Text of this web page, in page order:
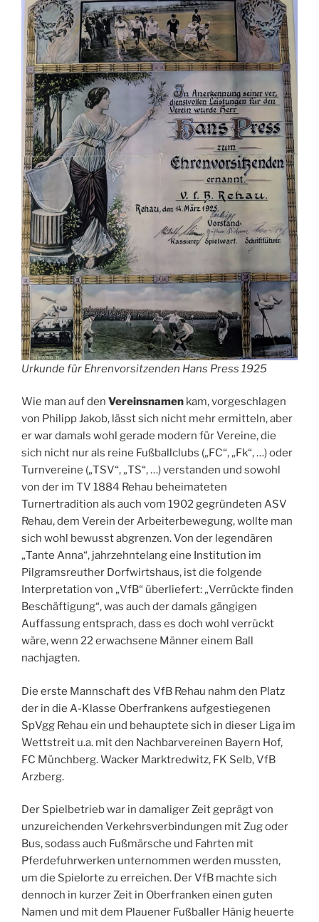
Urkunde für Ehrenvorsitzenden Hans Press 1925
Wie man auf den Vereinsnamen kam, vorgeschlagen
von Philipp Jakob, lässt sich nicht mehr ermitteln, aber
er war damals wohl gerade modern für Vereine, die
sich nicht nur als reine Fußballclubs („FC“, „Fk“, …) oder
Turnvereine („TSV“, „TS“, …) verstanden und sowohl
von der im TV 1884 Rehau beheimateten
Turnertradition als auch vom 1902 gegründeten ASV
Rehau, dem Verein der Arbeiterbewegung, wollte man
sich wohl bewusst abgrenzen. Von der legendären
„Tante Anna“, jahrzehntelang eine Institution im
Pilgramsreuther Dorfwirtshaus, ist die folgende
Interpretation von „VfB“ überliefert: „Verrückte finden
Beschäftigung“, was auch der damals gängigen
Auffassung entsprach, dass es doch wohl verrückt
wäre, wenn 22 erwachsene Männer einem Ball
nachjagten.
Die erste Mannschaft des VfB Rehau nahm den Platz
der in die A-Klasse Oberfrankens aufgestiegenen
SpVgg Rehau ein und behauptete sich in dieser Liga im
Wettstreit u.a. mit den Nachbarvereinen Bayern Hof,
FC Münchberg. Wacker Marktredwitz, FK Selb, VfB
Arzberg.
Der Spielbetrieb war in damaliger Zeit geprägt von
unzureichenden Verkehrsverbindungen mit Zug oder
Bus, sodass auch Fußmärsche und Fahrten mit
Pferdefuhrwerken unternommen werden mussten,
um die Spielorte zu erreichen. Der VfB machte sich
dennoch in kurzer Zeit in Oberfranken einen guten
Namen und mit dem Plauener Fußballer Hänig heuerte